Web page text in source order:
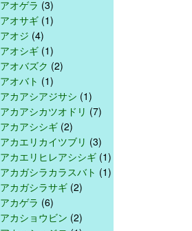
アオゲラ (3)
アオサギ (1)
アオジ (4)
アオシギ (1)
アオバズク (2)
アオバト (1)
アカアシアジサシ (1)
アカアシカツオドリ (7)
アカアシシギ (2)
アカエリカイツブリ (3)
アカエリヒレアシシギ (1)
アカガシラカラスバト (1)
アカガシラサギ (2)
アカゲラ (6)
アカショウビン (2)